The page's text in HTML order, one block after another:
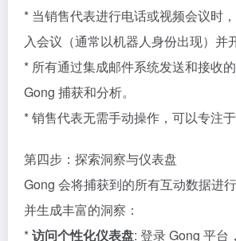
* 当销售代表进行电话或视频会议时
入会议（通常以机器人身份出现）并
* 所有通过集成邮件系统发送和接收
Gong 捕获和分析。
* 销售代表无需手动操作，可以专注于
第四步：探索洞察与仪表盘
Gong 会将捕获到的所有互动数据进
并生成丰富的洞察：
*访问个性化仪表盘: 登录 Gong 平台